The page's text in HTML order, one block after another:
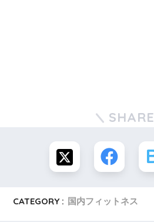
SHARE
CATEGORY : 国内フィットネス